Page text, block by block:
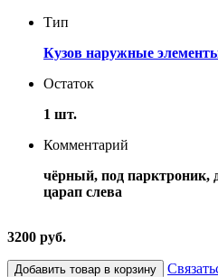
Тип
Кузов наружные
Остаток
1 шт.
Комментарий
чёрный, под парктроник,
царап слева
3200 руб.
Добавить товар в корзину